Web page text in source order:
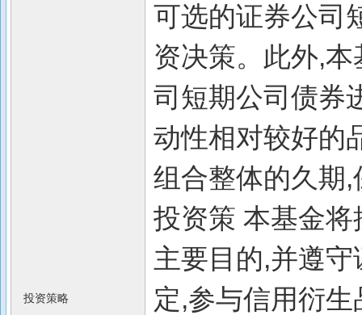
投资策略
可选的证券公司
资决策。此外,
司短期公司债券
动性相对较好的
组合整体的久期
投资策 本基金
主要目的,并遵
定,参与信用衍